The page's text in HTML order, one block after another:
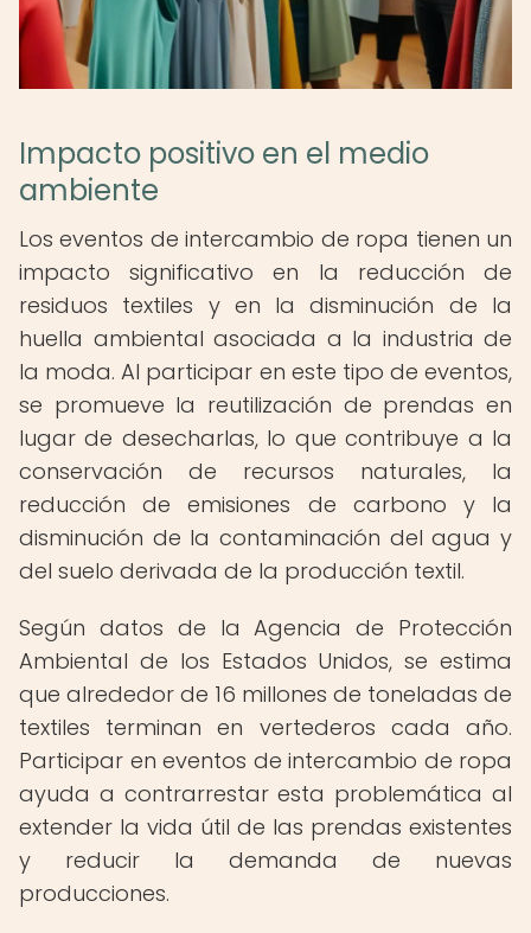
Impacto positivo en el medio
ambiente
Los eventos de intercambio de ropa tienen un
impacto significativo en la reducción de
residuos textiles y en la disminución de la
huella ambiental asociada a la industria de
la moda. Al participar en este tipo de eventos,
se promueve la reutilización de prendas en
lugar de desecharlas, lo que contribuye a la
conservación de recursos naturales, la
reducción de emisiones de carbono y la
disminución de la contaminación del agua y
del suelo derivada de la producción textil.
Según datos de la Agencia de Protección
Ambiental de los Estados Unidos, se estima
que alrededor de 16 millones de toneladas de
textiles terminan en vertederos cada año.
Participar en eventos de intercambio de ropa
ayuda a contrarrestar esta problemática al
extender la vida útil de las prendas existentes
y reducir la demanda de nuevas
producciones.